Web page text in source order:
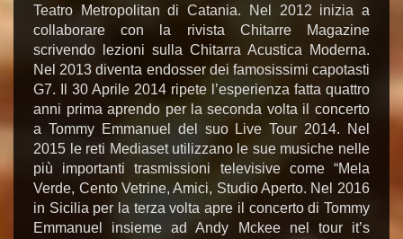
Teatro Metropolitan di Catania. Nel 2012 inizia a
collaborare con la rivista Chitarre Magazine
scrivendo lezioni sulla Chitarra Acustica Moderna.
Nel 2013 diventa endosser dei famosissimi capotasti
G7. Il 30 Aprile 2014 ripete l’esperienza fatta quattro
anni prima aprendo per la seconda volta il concerto
a Tommy Emmanuel del suo Live Tour 2014. Nel
2015 le reti Mediaset utilizzano le sue musiche nelle
più importanti trasmissioni televisive come “Mela
Verde, Cento Vetrine, Amici, Studio Aperto. Nel 2016
in Sicilia per la terza volta apre il concerto di Tommy
Emmanuel insieme ad Andy Mckee nel tour it’s